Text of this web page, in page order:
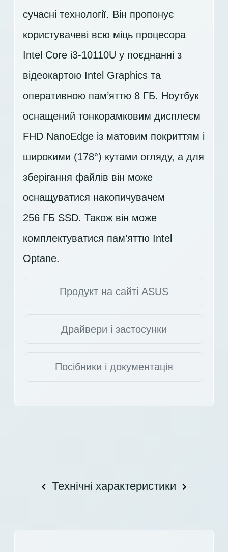
сучасні технології. Він пропонує
користувачеві всю міць процесора
Intel Core i3-10110U у поєднанні з
відеокартою Intel Graphics та
оперативною пам’яттю 8 ГБ. Ноутбук
оснащений тонкорамковим дисплеєм
FHD NanoEdge із матовим покриттям і
широкими (178°) кутами огляду, а для
зберігання файлів він може
оснащуватися накопичувачем
256 ГБ SSD. Також він може
комплектуватися пам’яттю Intel
Optane.
Продукт на сайті ASUS
Драйвери і застосунки
Посібники і документація
Технічні характеристики